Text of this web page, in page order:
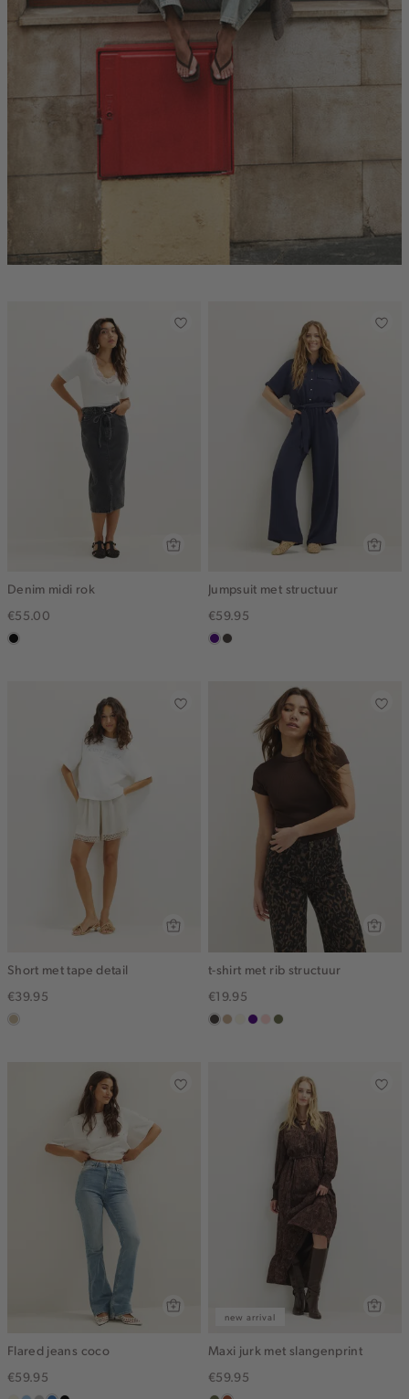
Denim midi rok
€55.00
zwart,
Jumpsuit met structuur
€59.95
indigochoco
Short met tape detail
€39.95
lichtzand
t-shirt met rib structuur
€19.95
chocozandwit,indigo
pinkgroen,
Flared jeans coco
€59.95
new arrival
Maxi jurk met slangenprint
€59.95